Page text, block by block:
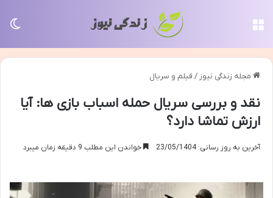
مجله زندگی نیوز / فیلم و سریال
نقد و بررسی سریال حمله اسباب بازی ها: آیا
ارزش تماشا دارد؟
آخرین به روز رسانی: 23/05/1404 خواندن این مطلب 9 دقیقه زمان میبرد